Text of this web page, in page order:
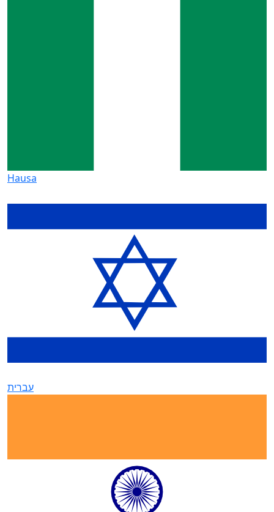
Hausa
עברית